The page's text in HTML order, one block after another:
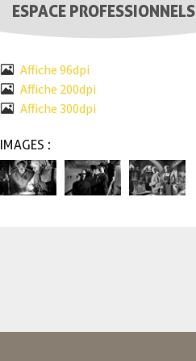
ESPACE PROFESSIONNELS
Affiche 96dpi
Affiche 200dpi
Affiche 300dpi
IMAGES :